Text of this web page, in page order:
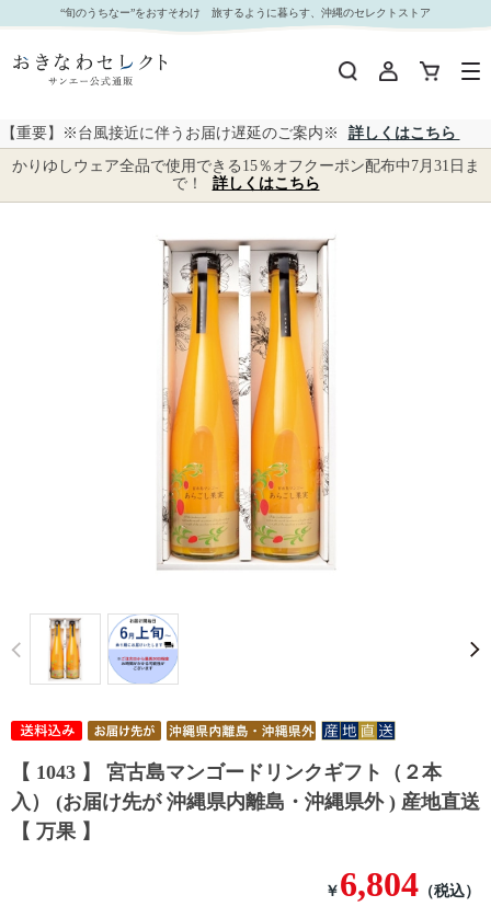
【 1043 】 宮古島マンゴードリンクギフト（２本入） (お届け先が 沖縄県内離島・沖縄県外 ) 産
地直送 【 万果 】｜おきなわセレクト サンエー公式通販
“旬のうちなー”をおすそわけ 旅するように暮らす、沖縄のセレクトストア
【重要】※台風接近に伴うお届け遅延のご案内※
詳しくはこちら
かりゆしウェア全品で使用できる15％オフクーポン配布中7月31日ま
で！
詳しくはこちら
Prev
【 1043 】 宮古島マンゴードリンクギフト（２本
入） (お届け先が 沖縄県内離島・沖縄県外 ) 産地直送
【 万果 】
￥ 6,804 （税込）